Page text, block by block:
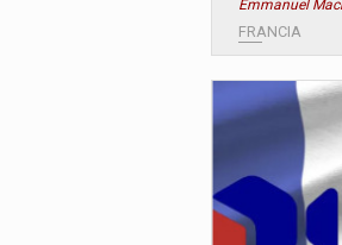
Emmanuel
FRANCIA